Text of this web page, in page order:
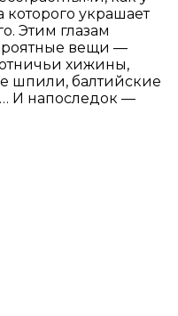
которого украшает
Этим глазам
вещи —
хижины,
шпили, балтийские
И напоследок —